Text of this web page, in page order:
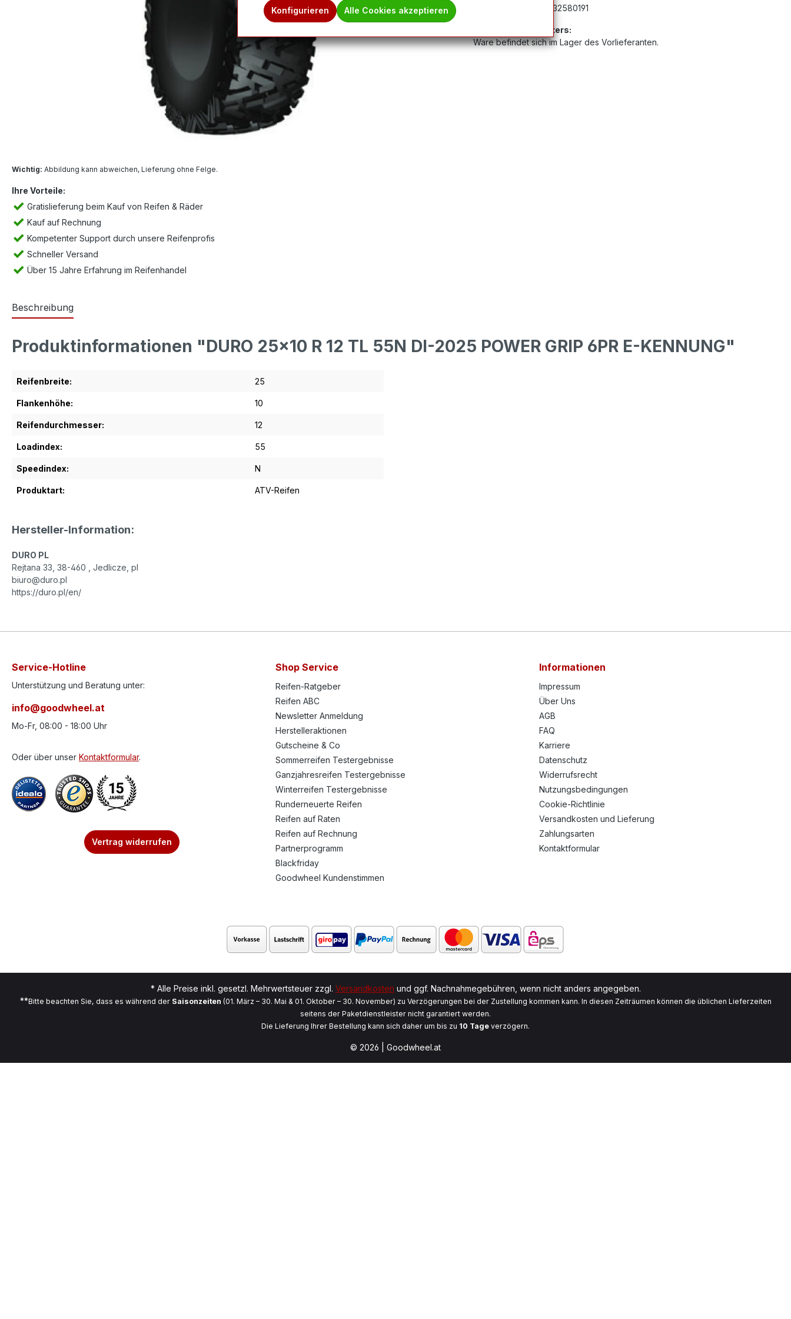
Wichtig: Abbildung kann abweichen, Lieferung ohne Felge.
Ihre Vorteile:
Gratislieferung beim Kauf von Reifen & Räder
Kauf auf Rechnung
Kompetenter Support durch unsere Reifenprofis
Schneller Versand
Über 15 Jahre Erfahrung im Reifenhandel
G32580191
Hinweis des Anbieters:
Ware befindet sich im Lager des Vorlieferanten.
Beschreibung
Produktinformationen "DURO 25x10 R 12 TL 55N DI-2025 POWER GRIP 6PR E-KENNUNG"
Reifenbreite: 25
Flankenhöhe: 10
Reifendurchmesser: 12
Loadindex: 55
Speedindex: N
Produktart: ATV-Reifen
Hersteller-Information:
DURO PL
Rejtana 33, 38-460 , Jedlicze, pl
biuro@duro.pl
https://duro.pl/en/
Service-Hotline
Unterstützung und Beratung unter:
info@goodwheel.at
Mo-Fr, 08:00 - 18:00 Uhr
Oder über unser Kontaktformular.
Vertrag widerrufen
Shop Service
Reifen-Ratgeber
Reifen ABC
Newsletter Anmeldung
Herstelleraktionen
Gutscheine & Co
Sommerreifen Testergebnisse
Ganzjahresreifen Testergebnisse
Winterreifen Testergebnisse
Runderneuerte Reifen
Reifen auf Raten
Reifen auf Rechnung
Partnerprogramm
Blackfriday
Goodwheel Kundenstimmen
Informationen
Impressum
Über Uns
AGB
FAQ
Karriere
Datenschutz
Widerrufsrecht
Nutzungsbedingungen
Cookie-Richtlinie
Versandkosten und Lieferung
Zahlungsarten
Kontaktformular
* Alle Preise inkl. gesetzl. Mehrwertsteuer zzgl. Versandkosten und ggf. Nachnahmegebühren, wenn nicht anders angegeben.
**Bitte beachten Sie, dass es während der Saisonzeiten (01. März – 30. Mai & 01. Oktober – 30. November) zu Verzögerungen bei der Zustellung kommen kann. In diesen Zeiträumen können die üblichen Lieferzeiten
seitens der Paketdienstleister nicht garantiert werden.
Die Lieferung Ihrer Bestellung kann sich daher um bis zu 10 Tage verzögern.
© 2026 | Goodwheel.at
Konfigurieren Alle Cookies akzeptieren